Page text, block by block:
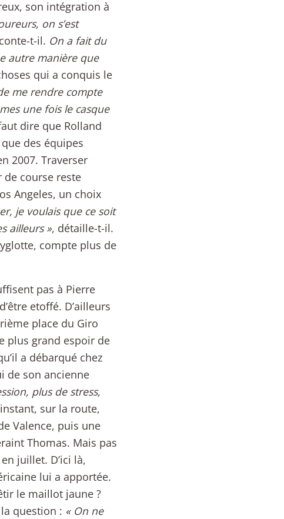
son intégration à
on s’est
t-il. On a fait du
autre manière que
qui a conquis le
me rendre compte
une fois le casque
dire que Rolland
que des équipes
2007. Traverser
de course reste
Angeles, un choix
je voulais que ce soit
ailleurs », détaille-t-il.
compte plus de
pas à Pierre
etoffé. D’ailleurs
place du Giro
plus grand espoir de
a débarqué chez
de son ancienne
plus de stress,
sur la route,
Valence, puis une
Thomas. Mais pas
juillet. D’ici là,
lui a apportée.
le maillot jaune ?
question : « On ne